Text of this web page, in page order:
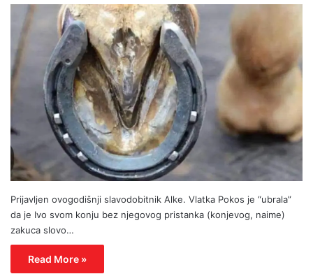
Prijavljen ovogodišnji slavodobitnik Alke. Vlatka Pokos je “ubrala”
da je Ivo svom konju bez njegovog pristanka (konjevog, naime)
zakuca slovo…
Read More »